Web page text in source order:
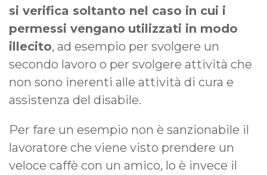
si verifica soltanto nel caso in cui i
permessi vengano utilizzati in modo
illecito, ad esempio per svolgere un
secondo lavoro o per svolgere attività che
non sono inerenti alle attività di cura e
assistenza del disabile.
Per fare un esempio non è sanzionabile il
lavoratore che viene visto prendere un
veloce caffè con un amico, lo è invece il